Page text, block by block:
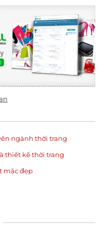
ngành thời trang
thiết kế thời trang
mặc đẹp